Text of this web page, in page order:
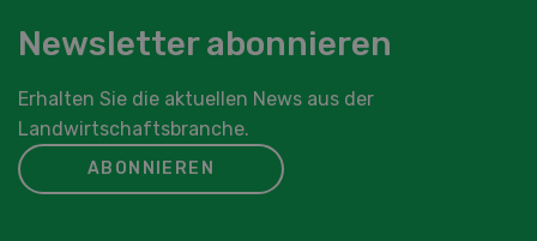
Newsletter abonnieren
Erhalten Sie die aktuellen News aus der
Landwirtschaftsbranche.
ABONNIEREN